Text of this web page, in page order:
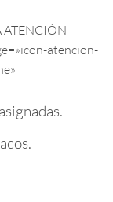
ATENCIÓN
atencion-